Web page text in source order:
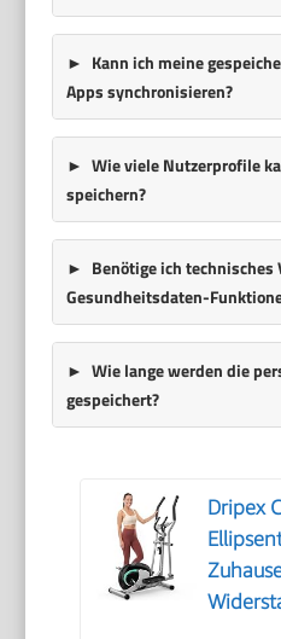
Kann ich meine
Apps synchronisieren?
Wie viele Nutzerprofile
speichern?
Benötige ich
Gesundheitsdaten-
Wie lange werden die
gespeichert?
Dripex